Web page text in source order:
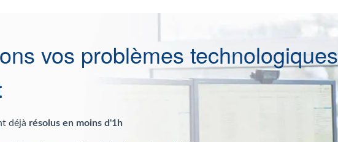
vos problèmes technologiques
déjà résolus en moins d'1h